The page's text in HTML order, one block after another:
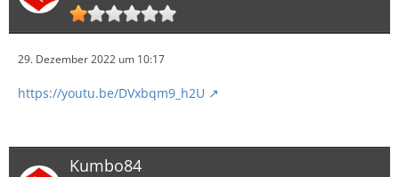
29. Dezember 2022 um 10:17
https://youtu.be/DVxbqm9_h2U
Kumbo84